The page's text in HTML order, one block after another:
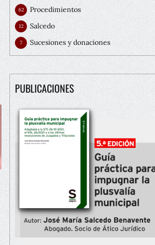
Procedimientos
62
Salcedo
12
Sucesiones y donaciones
7
PUBLICACIONES